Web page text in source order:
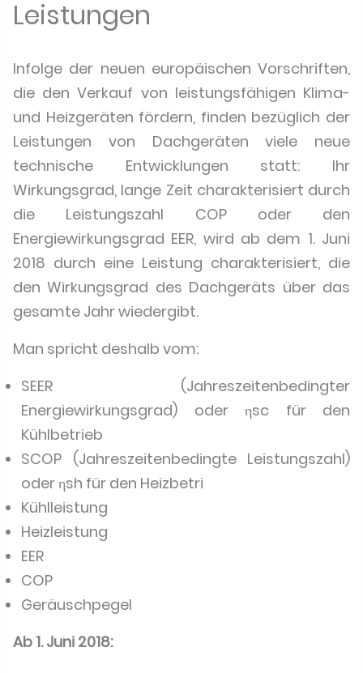
Leistungen
Infolge der neuen europäischen Vorschriften,
die den Verkauf von leistungsfähigen Klima-
und Heizgeräten fördern, finden bezüglich der
Leistungen von Dachgeräten viele neue
technische Entwicklungen statt: Ihr
Wirkungsgrad, lange Zeit charakterisiert durch
die Leistungszahl COP oder den
Energiewirkungsgrad EER, wird ab dem 1. Juni
2018 durch eine Leistung charakterisiert, die
den Wirkungsgrad des Dachgeräts über das
gesamte Jahr wiedergibt.
Man spricht deshalb vom:
SEER (Jahreszeitenbedingter
Energiewirkungsgrad) oder ηsc für den
Kühlbetrieb
SCOP (Jahreszeitenbedingte Leistungszahl)
oder ηsh für den Heizbetri
Kühlleistung
Heizleistung
EER
COP
Geräuschpegel
Ab 1. Juni 2018: